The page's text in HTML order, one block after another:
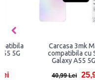
Carcasa 3mk Matt Case
compatibila cu Samsung
Galaxy A55 5G, Negru
25,99 Lei